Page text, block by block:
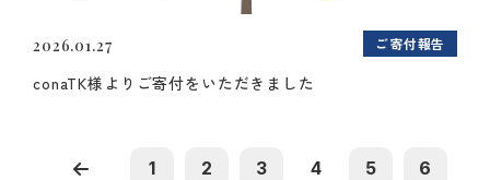
2026.01.27 ご寄付報告
conaTK様よりご寄付をいただきました
1 2 3 4 5 6